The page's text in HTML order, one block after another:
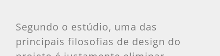
Segundo o estúdio, uma das
principais filosofias de design do